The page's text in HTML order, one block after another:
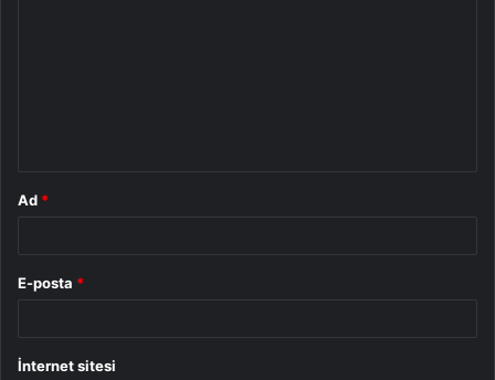
Ad *
E-posta *
İnternet sitesi